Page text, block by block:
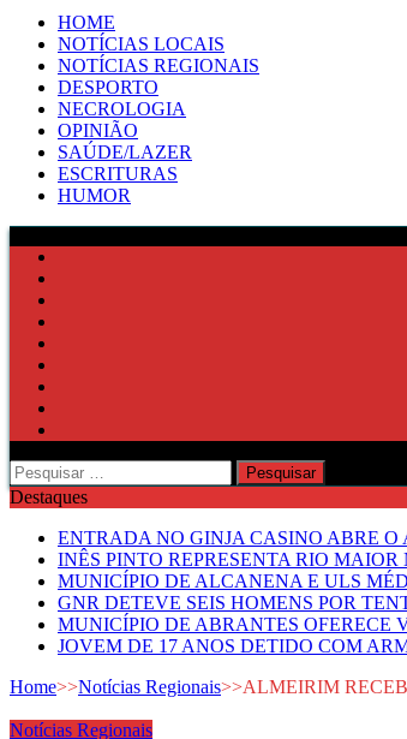
HOME
NOTÍCIAS LOCAIS
NOTÍCIAS REGIONAIS
DESPORTO
NECROLOGIA
OPINIÃO
SAÚDE/LAZER
ESCRITURAS
HUMOR
Pesquisar
por:
Destaques
ENTRADA NO GINJA CASINO ABRE O
INÊS PINTO REPRESENTA RIO
MUNICÍPIO DE ALCANENA E ULS
GNR DETEVE SEIS HOMENS POR
MUNICÍPIO DE ABRANTES OFERECE
JOVEM DE 17 ANOS DETIDO COM
Home>>Notícias Regionais>>ALMEIRIM
Notícias Regionais